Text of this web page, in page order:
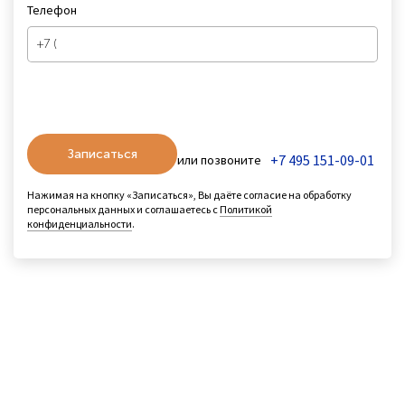
Телефон
Записаться или позвоните +7 495 151-09-01
Нажимая на кнопку «Записаться», Вы даёте согласие на обработку
персональных данных и соглашаетесь сПолитикой
конфиденциальности.